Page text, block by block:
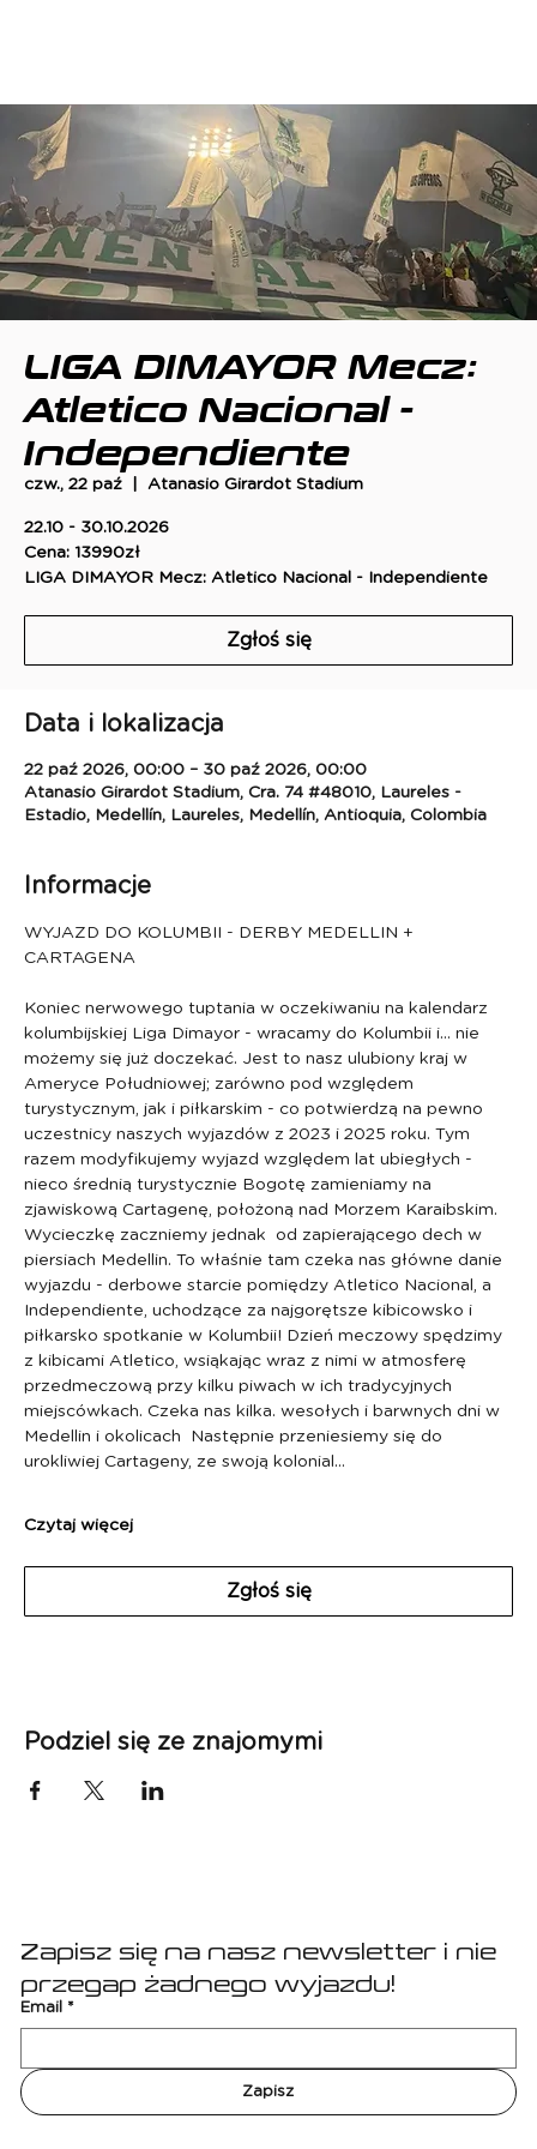
LIGA DIMAYOR Mecz:
Atletico Nacional -
Independiente
czw., 22 paź Atanasio Girardot Stadium
22.10 - 30.10.2026
Cena: 13990zł
LIGA DIMAYOR Mecz: Atletico Nacional - Independiente
Zgłoś się
Data i lokalizacja
22 paź 2026, 00:00 – 30 paź 2026, 00:00
Atanasio Girardot Stadium, Cra. 74 #48010, Laureles -
Estadio, Medellín, Laureles, Medellín, Antioquia, Colombia
Informacje
WYJAZD DO KOLUMBII - DERBY MEDELLIN +
CARTAGENA
Koniec nerwowego tuptania w oczekiwaniu na kalendarz
kolumbijskiej Liga Dimayor - wracamy do Kolumbii i… nie
możemy się już doczekać. Jest to nasz ulubiony kraj w
Ameryce Południowej; zarówno pod względem
turystycznym, jak i piłkarskim - co potwierdzą na pewno
uczestnicy naszych wyjazdów z 2023 i 2025 roku. Tym
razem modyfikujemy wyjazd względem lat ubiegłych -
nieco średnią turystycznie Bogotę zamieniamy na
zjawiskową Cartagenę, położoną nad Morzem Karaibskim.
Wycieczkę zaczniemy jednak  od zapierającego dech w
piersiach Medellin. To właśnie tam czeka nas główne danie
wyjazdu - derbowe starcie pomiędzy Atletico Nacional, a
Independiente, uchodzące za najgorętsze kibicowsko i
piłkarsko spotkanie w Kolumbii! Dzień meczowy spędzimy
z kibicami Atletico, wsiąkając wraz z nimi w atmosferę
przedmeczową przy kilku piwach w ich tradycyjnych
miejscówkach. Czeka nas kilka. wesołych i barwnych dni w
Medellin i okolicach  Następnie przeniesiemy się do
urokliwiej Cartageny, ze swoją kolonial…
Czytaj więcej
Zgłoś się
Podziel się ze znajomymi
Zapisz się na nasz newsletter i nie
przegap żadnego wyjazdu!
Email *
Zapisz